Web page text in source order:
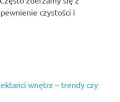
czystości i
wnętrz – trendy czy